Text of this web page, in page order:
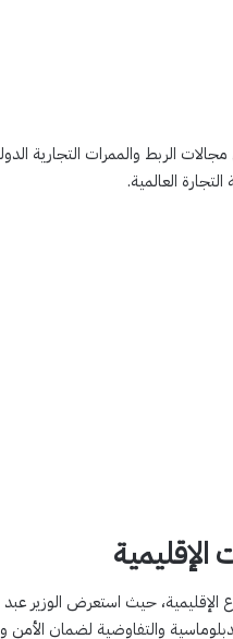
الربط والممرات التجارية
العالمية.
الإقليمية، حيث استعرض الوزير
والتفاوضية لضمان الأمن